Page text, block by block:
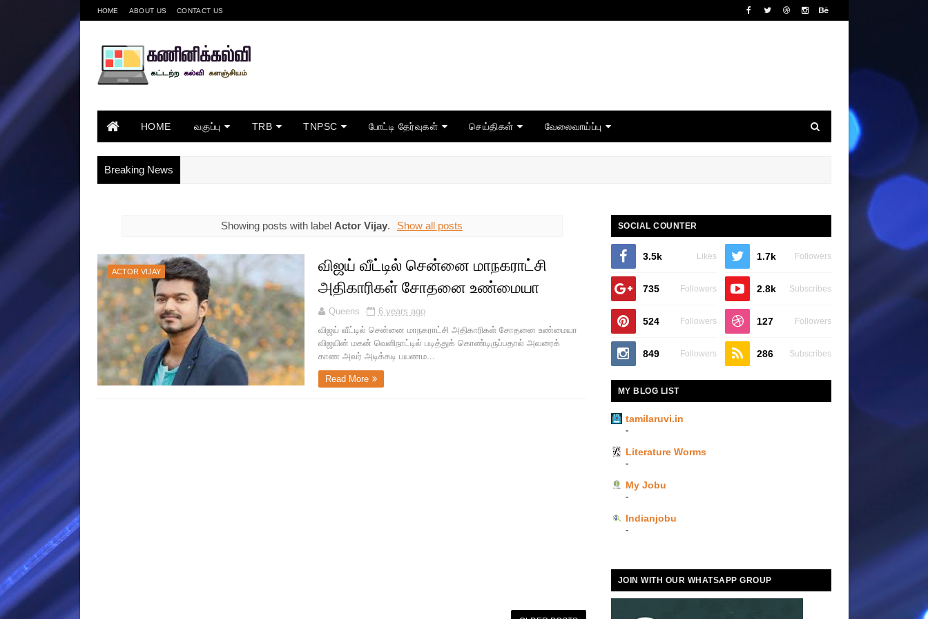
HOME ABOUT US CONTACT US
HOME வகுப்பு TRB TNPSC போட்டி தேர்வுகள் செய்திகள் வேலைவாய்ப்பு
Breaking News
Showing posts with label Actor Vijay. Show all posts
ACTOR VIJAY
விஜய் வீட்டில் சென்னை மாநகராட்சி
அதிகாரிகள் சோதனை உண்மையா
Queens
6 years ago
விஜய் வீட்டில் சென்னை மாநகராட்சி அதிகாரிகள் சோதனை உண்மையா
விஜயின் மகன் வெளிநாட்டில் படித்துக் கொண்டிருப்பதால் அவரைக்
காண அவர் அடிக்கடி பயணம...
Read More
SOCIAL COUNTER
3.5k Likes 1.7k Followers
735 Followers 2.8k Subscribes
524 Followers 127 Followers
849 Followers 286 Subscribes
MY BLOG LIST
tamilaruvi.in
-
Literature Worms
-
My Jobu
-
Indianjobu
-
JOIN WITH OUR WHATSAPP GROUP